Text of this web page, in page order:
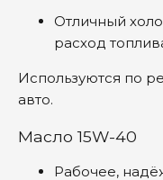
Отличный
расход
Используются по
авто.
Масло 15W-40
Рабочее,